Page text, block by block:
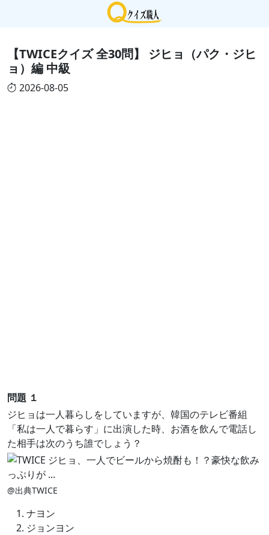
【TWICEクイズ 全30問】 ジヒョ（パク・ジヒ
ョ）編 中級
2026-08-05
問題 １
ジヒョは一人暮らしをしていますが、韓国のテレビ番組
「私は一人で暮らす」に出演した時、お酒を飲んで電話し
た相手は次のうち誰でしょう？
@出典TWICE
ナヨン
ジョンヨン